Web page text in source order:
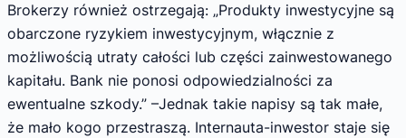
Brokerzy również ostrzegają: „Produkty inwestycyjne są
obarczone ryzykiem inwestycyjnym, włącznie z
możliwością utraty całości lub części zainwestowanego
kapitału. Bank nie ponosi odpowiedzialności za
ewentualne szkody.” –Jednak takie napisy są tak małe,
że mało kogo przestraszą. Internauta-inwestor staje się